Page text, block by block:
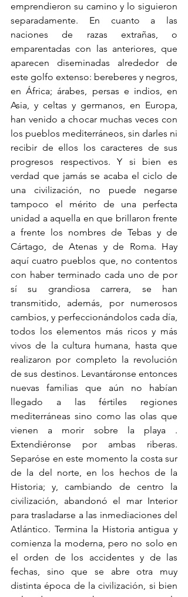
emprendieron su camino y lo siguieron
separadamente. En cuanto a las
naciones de razas extrañas, o
emparentadas con las anteriores, que
aparecen diseminadas alrededor de
este golfo extenso: bereberes y negros,
en África; árabes, persas e indios, en
Asia, y celtas y germanos, en Europa,
han venido a chocar muchas veces con
los pueblos mediterráneos, sin darles ni
recibir de ellos los caracteres de sus
progresos respectivos. Y si bien es
verdad que jamás se acaba el ciclo de
una civilización, no puede negarse
tampoco el mérito de una perfecta
unidad a aquella en que brillaron frente
a frente los nombres de Tebas y de
Cártago, de Atenas y de Roma. Hay
aquí cuatro pueblos que, no contentos
con haber terminado cada uno de por
sí su grandiosa carrera, se han
transmitido, además, por numerosos
cambios, y perfeccionándolos cada día,
todos los elementos más ricos y más
vivos de la cultura humana, hasta que
realizaron por completo la revolución
de sus destinos. Levantáronse entonces
nuevas familias que aún no habían
llegado a las fértiles regiones
mediterráneas sino como las olas que
vienen a morir sobre la playa .
Extendiéronse por ambas riberas.
Separóse en este momento la costa sur
de la del norte, en los hechos de la
Historia; y, cambiando de centro la
civilización, abandonó el mar Interior
para trasladarse a las inmediaciones del
Atlántico. Termina la Historia antigua y
comienza la moderna, pero no solo en
el orden de los accidentes y de las
fechas, sino que se abre otra muy
distinta época de la civilización, si bien